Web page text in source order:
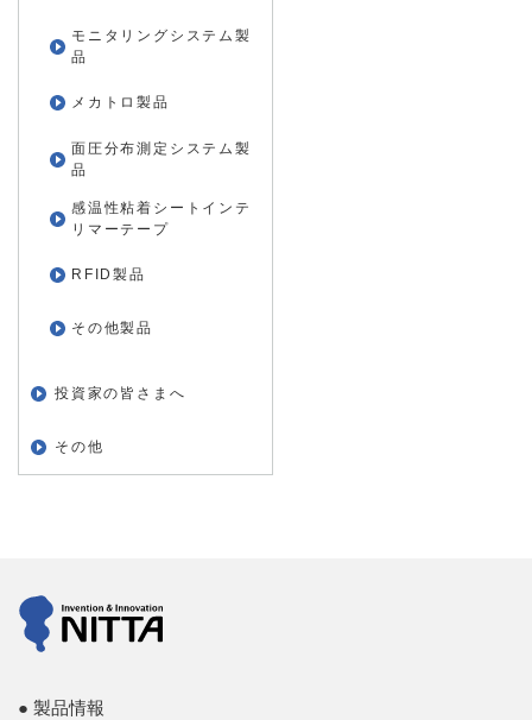
モニタリングシステム製
品
メカトロ製品
面圧分布測定システム製
品
感温性粘着シートインテ
リマーテープ
RFID製品
その他製品
投資家の皆さまへ
その他
製品情報